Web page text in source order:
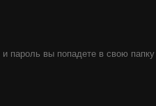
пароль вы попадете в свою папку